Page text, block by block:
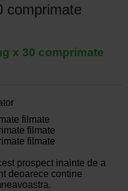
comprimate
x 30 comprimate
filmate
filmate
filmate
prospect inainte de a
deoarece contine